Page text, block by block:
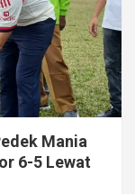
Mania
6-5 Lewat